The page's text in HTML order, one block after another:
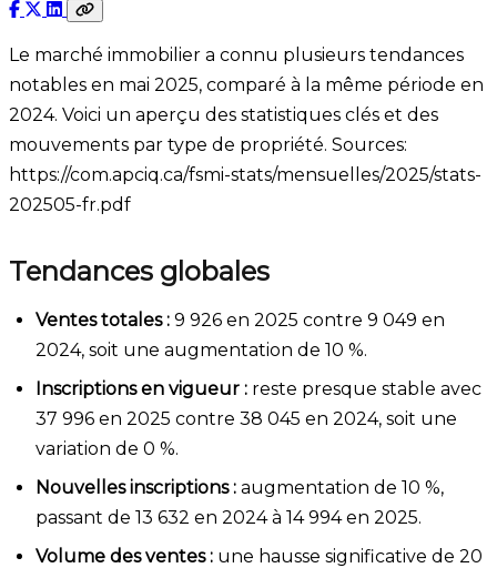
Le marché immobilier a connu plusieurs tendances
notables en mai 2025, comparé à la même période en
2024. Voici un aperçu des statistiques clés et des
mouvements par type de propriété. Sources:
https://com.apciq.ca/fsmi-stats/mensuelles/2025/stats-
202505-fr.pdf
Tendances globales
Ventes totales : 9 926 en 2025 contre 9 049 en
2024, soit une augmentation de 10 %.
Inscriptions en vigueur : reste presque stable avec
37 996 en 2025 contre 38 045 en 2024, soit une
variation de 0 %.
Nouvelles inscriptions : augmentation de 10 %,
passant de 13 632 en 2024 à 14 994 en 2025.
Volume des ventes : une hausse significative de 20